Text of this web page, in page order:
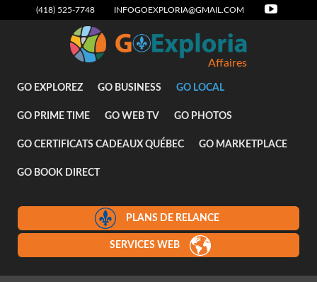
(418) 525-7748 INFOGOEXPLORIA@GMAIL.COM
Affaires
GO EXPLOREZ GO BUSINESS GO LOCAL
GO PRIME TIME GO WEB TV GO PHOTOS
GO CERTIFICATS CADEAUX QUÉBEC GO MARKETPLACE
GO BOOK DIRECT
PLANS DE RELANCE
SERVICES WEB